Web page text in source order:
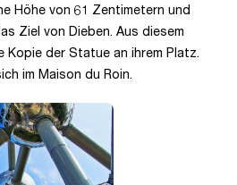
Höhe von 61 Zentimetern und
Ziel von Dieben. Aus diesem
Kopie der Statue an ihrem Platz.
im Maison du Roin.